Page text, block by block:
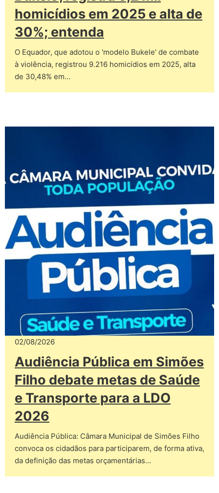
homicídios em 2025 e alta de
30%; entenda
O Equador, que adotou o 'modelo Bukele' de combate
à violência, registrou 9.216 homicídios em 2025, alta
de 30,48% em…
02/08/2026
Audiência Pública em Simões
Filho debate metas de Saúde
e Transporte para a LDO
2026
Audiência Pública: Câmara Municipal de Simões Filho
convoca os cidadãos para participarem, de forma ativa,
da definição das metas orçamentárias…